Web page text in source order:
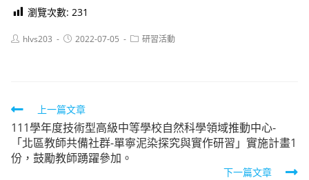
瀏覽次數: 231
Posthlvs203
Post2022-07-05
Post研習活動
Read
more
articles
上一篇文章
111學年度技術型高級中等學校自然科學領域推動中心-
「北區教師共備社群-單寧泥染探究與實作研習」實施計畫1
份，鼓勵教師踴躍參加。
下一篇文章